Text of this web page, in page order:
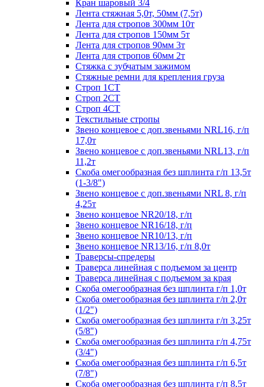
Кран шаровый 3/4
Лента стяжная 5,0т, 50мм (7,5т)
Лента для стропов 300мм 10т
Лента для стропов 150мм 5т
Лента для стропов 90мм 3т
Лента для стропов 60мм 2т
Стяжка с зубчатым зажимом
Стяжные ремни для крепления груза
Строп 1СТ
Строп 2СТ
Строп 4СТ
Текстильные стропы
Звено концевое с доп.звеньями NRL16, г/п
17,0т
Звено концевое с доп.звеньями NRL13, г/п
11,2т
Скоба омегообразная без шплинта г/п 13,5т
(1-3/8")
Звено концевое с доп.звеньями NRL 8, г/п
4,25т
Звено концевое NR20/18, г/п
Звено концевое NR16/18, г/п
Звено концевое NR10/13, г/п
Звено концевое NR13/16, г/п 8,0т
Траверсы-спредеры
Траверса линейная с подъемом за центр
Траверса линейная с подъемом за края
Скоба омегообразная без шплинта г/п 1,0т
Скоба омегообразная без шплинта г/п 2,0т
(1/2")
Скоба омегообразная без шплинта г/п 3,25т
(5/8")
Скоба омегообразная без шплинта г/п 4,75т
(3/4")
Скоба омегообразная без шплинта г/п 6,5т
(7/8")
Скоба омегообразная без шплинта г/п 8,5т